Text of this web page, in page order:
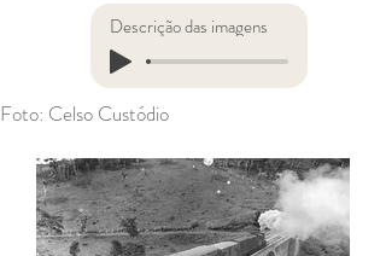
Descrição das imagens
Foto: Celso Custódio
Título 1